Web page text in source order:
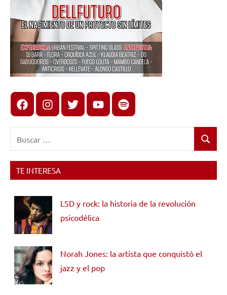
FacebookInstagram
X youtubespotify
Buscar
TE INTERESA
LSD y rock: la historia de la revolución
psicodélica
Norah Jones: la artista que conquistó el
jazz y el pop